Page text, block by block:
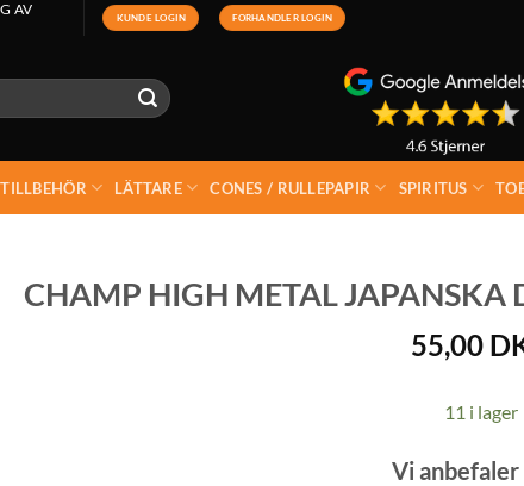
AV
KUNDE LOGIN FORHANDLER LOGIN
LÄTTARE CONES / RULLEPAPIR SPIRITUS
CHAMP HIGH METAL JAPANSKA
55,00
11 i lager
Vi anbefaler